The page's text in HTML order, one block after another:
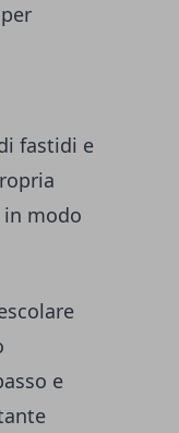
fastidi e
in modo
e